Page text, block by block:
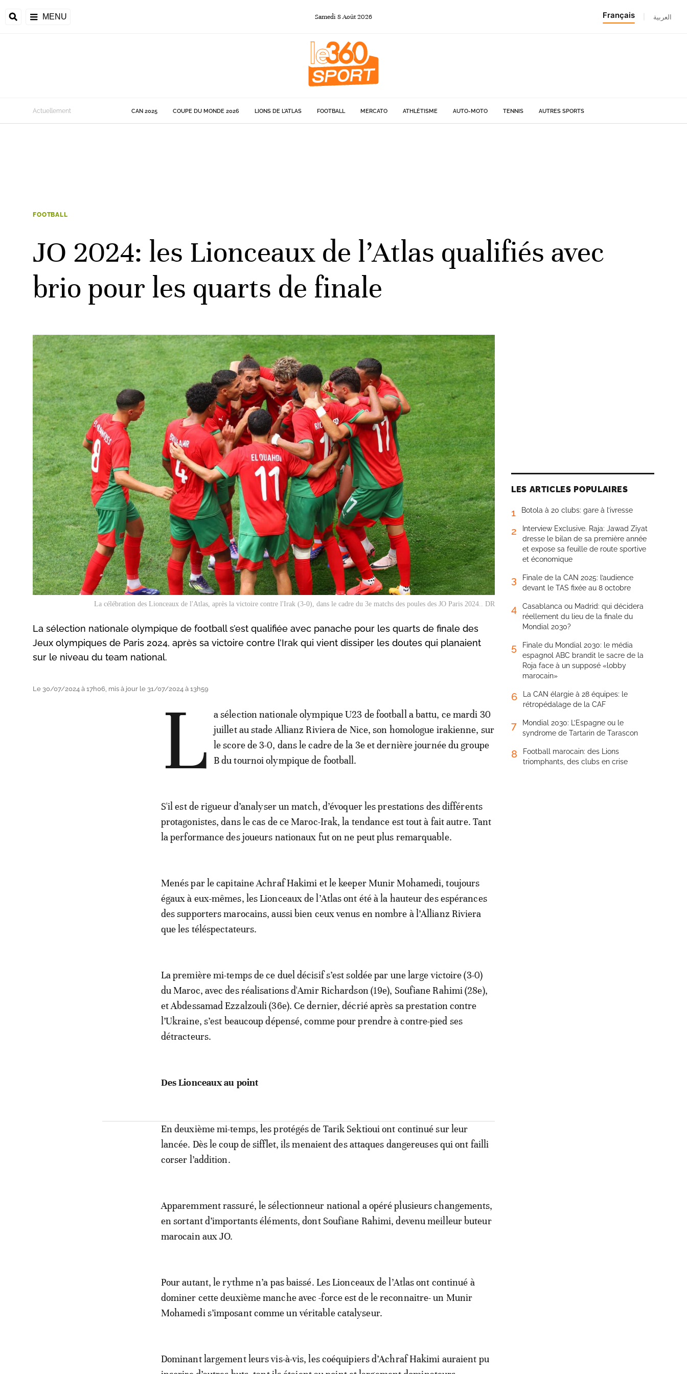
MENU Samedi 8Août2026 Français العربية
de la CAF
Actuellement CAN 2025 COUPE DU MONDE 2026 LIONS DE L'ATLAS FOOTBALL MERCATO ATHLÉTISME AUTO-MOTO TENNIS AUTRES SPORTS
FOOTBALL
JO 2024: les Lionceaux de l’Atlas qualifiés avec
brio pour les quarts de finale
La célébration des Lionceaux de l'Atlas, après la victoire contre l'Irak (3-0), dans le cadre du 3e matchs des poules des JO Paris 2024.. DR
La sélection nationale olympique de football s’est qualifiée avec panache pour les quarts de finale des
Jeux olympiques de Paris 2024, après sa victoire contre l’Irak qui vient dissiper les doutes qui planaient
sur le niveau du team national.
Le 30/07/2024 à 17h06, mis à jour le 31/07/2024 à 13h59
L
a sélection nationale olympique U23 de football a battu, ce mardi 30
juillet au stade Allianz Riviera de Nice, son homologue irakienne, sur
le score de 3-0, dans le cadre de la 3e et dernière journée du groupe
B du tournoi olympique de football.
S'il est de rigueur d’analyser un match, d’évoquer les prestations des différents
protagonistes, dans le cas de ce Maroc-Irak, la tendance est tout à fait autre. Tant
la performance des joueurs nationaux fut on ne peut plus remarquable.
Menés par le capitaine Achraf Hakimi et le keeper Munir Mohamedi, toujours
égaux à eux-mêmes, les Lionceaux de l’Atlas ont été à la hauteur des espérances
des supporters marocains, aussi bien ceux venus en nombre à l’Allianz Riviera
que les téléspectateurs.
La première mi-temps de ce duel décisif s’est soldée par une large victoire (3-0)
du Maroc, avec des réalisations d'Amir Richardson (19e), Soufiane Rahimi (28e),
et Abdessamad Ezzalzouli (36e). Ce dernier, décrié après sa prestation contre
l’Ukraine, s’est beaucoup dépensé, comme pour prendre à contre-pied ses
détracteurs.
Des Lionceaux au point
En deuxième mi-temps, les protégés de Tarik Sektioui ont continué sur leur
lancée. Dès le coup de sifflet, ils menaient des attaques dangereuses qui ont failli
corser l’addition.
Apparemment rassuré, le sélectionneur national a opéré plusieurs changements,
en sortant d’importants éléments, dont Soufiane Rahimi, devenu meilleur buteur
marocain aux JO.
Pour autant, le rythme n’a pas baissé. Les Lionceaux de l’Atlas ont continué à
dominer cette deuxième manche avec -force est de le reconnaitre- un Munir
Mohamedi s’imposant comme un véritable catalyseur.
Dominant largement leurs vis-à-vis, les coéquipiers d’Achraf Hakimi auraient pu
LES ARTICLES POPULAIRES
1 Botola à 20 clubs: gare à l’ivresse
2
Interview Exclusive. Raja: Jawad Ziyat
dresse le bilan de sa première année
et expose sa feuille de route sportive
et économique
3
Finale de la CAN 2025: l’audience
devant le TAS fixée au 8 octobre
4
Casablanca ou Madrid: qui décidera
réellement du lieu de la finale du
Mondial 2030?
5
Finale du Mondial 2030: le média
espagnol ABC brandit le sacre de la
Roja face à un supposé «lobby
marocain»
6
La CAN élargie à 28 équipes: le
rétropédalage de la CAF
7
Mondial 2030: L’Espagne ou le
syndrome de Tartarin de Tarascon
8
Football marocain: des Lions
triomphants, des clubs en crise